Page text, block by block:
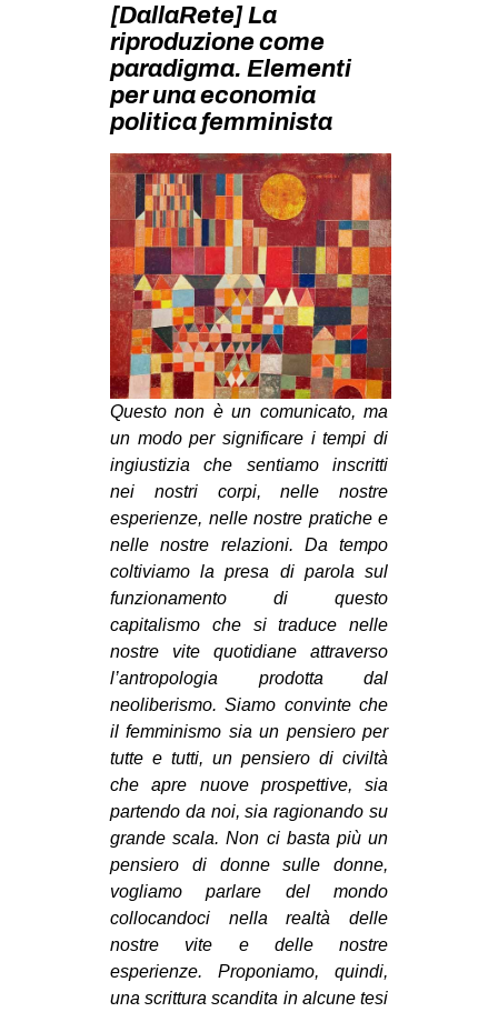
ZAM
MILANO
MOBILITAZIONI
SPAZI
SPORT POPOLARE
MOVIMENTI
AMBIENTE
ANTIFASCISMO
DIRITTO ALL’ABITARE
GENERI
MIGRAZIONI
PRECARIATO
STUDENTI
CULTURE
MANIFESTI
MUSICA
RECENSIONI
INTERNAZIONALE
AFRICA
AMERICHE
ESTREMO ORIENTE
EUROPA
MEDIO ORIENTE
[DallaRete] La
riproduzione come
paradigma. Elementi
per una economia
politica femminista
Questo non è un comunicato, ma
un modo per significare i tempi di
ingiustizia che sentiamo inscritti
nei nostri corpi, nelle nostre
esperienze, nelle nostre pratiche e
nelle nostre relazioni. Da tempo
coltiviamo la presa di parola sul
funzionamento di questo
capitalismo che si traduce nelle
nostre vite quotidiane attraverso
l’antropologia prodotta dal
neoliberismo. Siamo convinte che
il femminismo sia un pensiero per
tutte e tutti, un pensiero di civiltà
che apre nuove prospettive, sia
partendo da noi, sia ragionando su
grande scala. Non ci basta più un
pensiero di donne sulle donne,
vogliamo parlare del mondo
collocandoci nella realtà delle
nostre vite e delle nostre
esperienze. Proponiamo, quindi,
una scrittura scandita in alcune tesi